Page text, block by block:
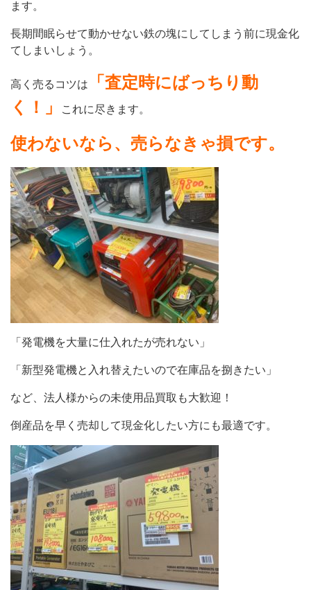
ます。
長期間眠らせて動かせない鉄の塊にしてしまう前に現金化
てしまいしょう。
高く売るコツは
「査定時にばっちり動
く！」
これに尽きます。
使わないなら、売らなきゃ損です。
「発電機を大量に仕入れたが売れない」
「新型発電機と入れ替えたいので在庫品を捌きたい」
など、法人様からの未使用品買取も大歓迎！
倒産品を早く売却して現金化したい方にも最適です。